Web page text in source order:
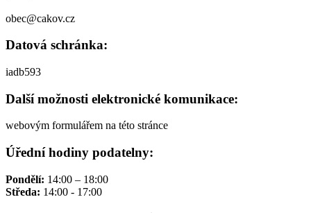
obec@cakov.cz
Datová schránka:
iadb593
Další možnosti elektronické komunikace:
webovým formulářem na této stránce
Úřední hodiny podatelny:
Pondělí: 14:00 – 18:00
Středa: 14:00 - 17:00